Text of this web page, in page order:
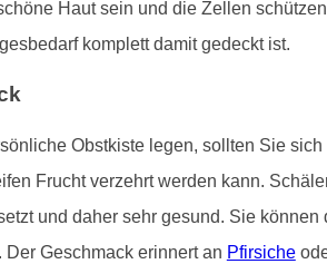
Haut sein und die Zellen
komplett damit gedeckt ist.
Obstkiste legen, sollten Sie
Frucht verzehrt werden kann.
und daher sehr gesund. Sie
Geschmack erinnert an Pfirsiche